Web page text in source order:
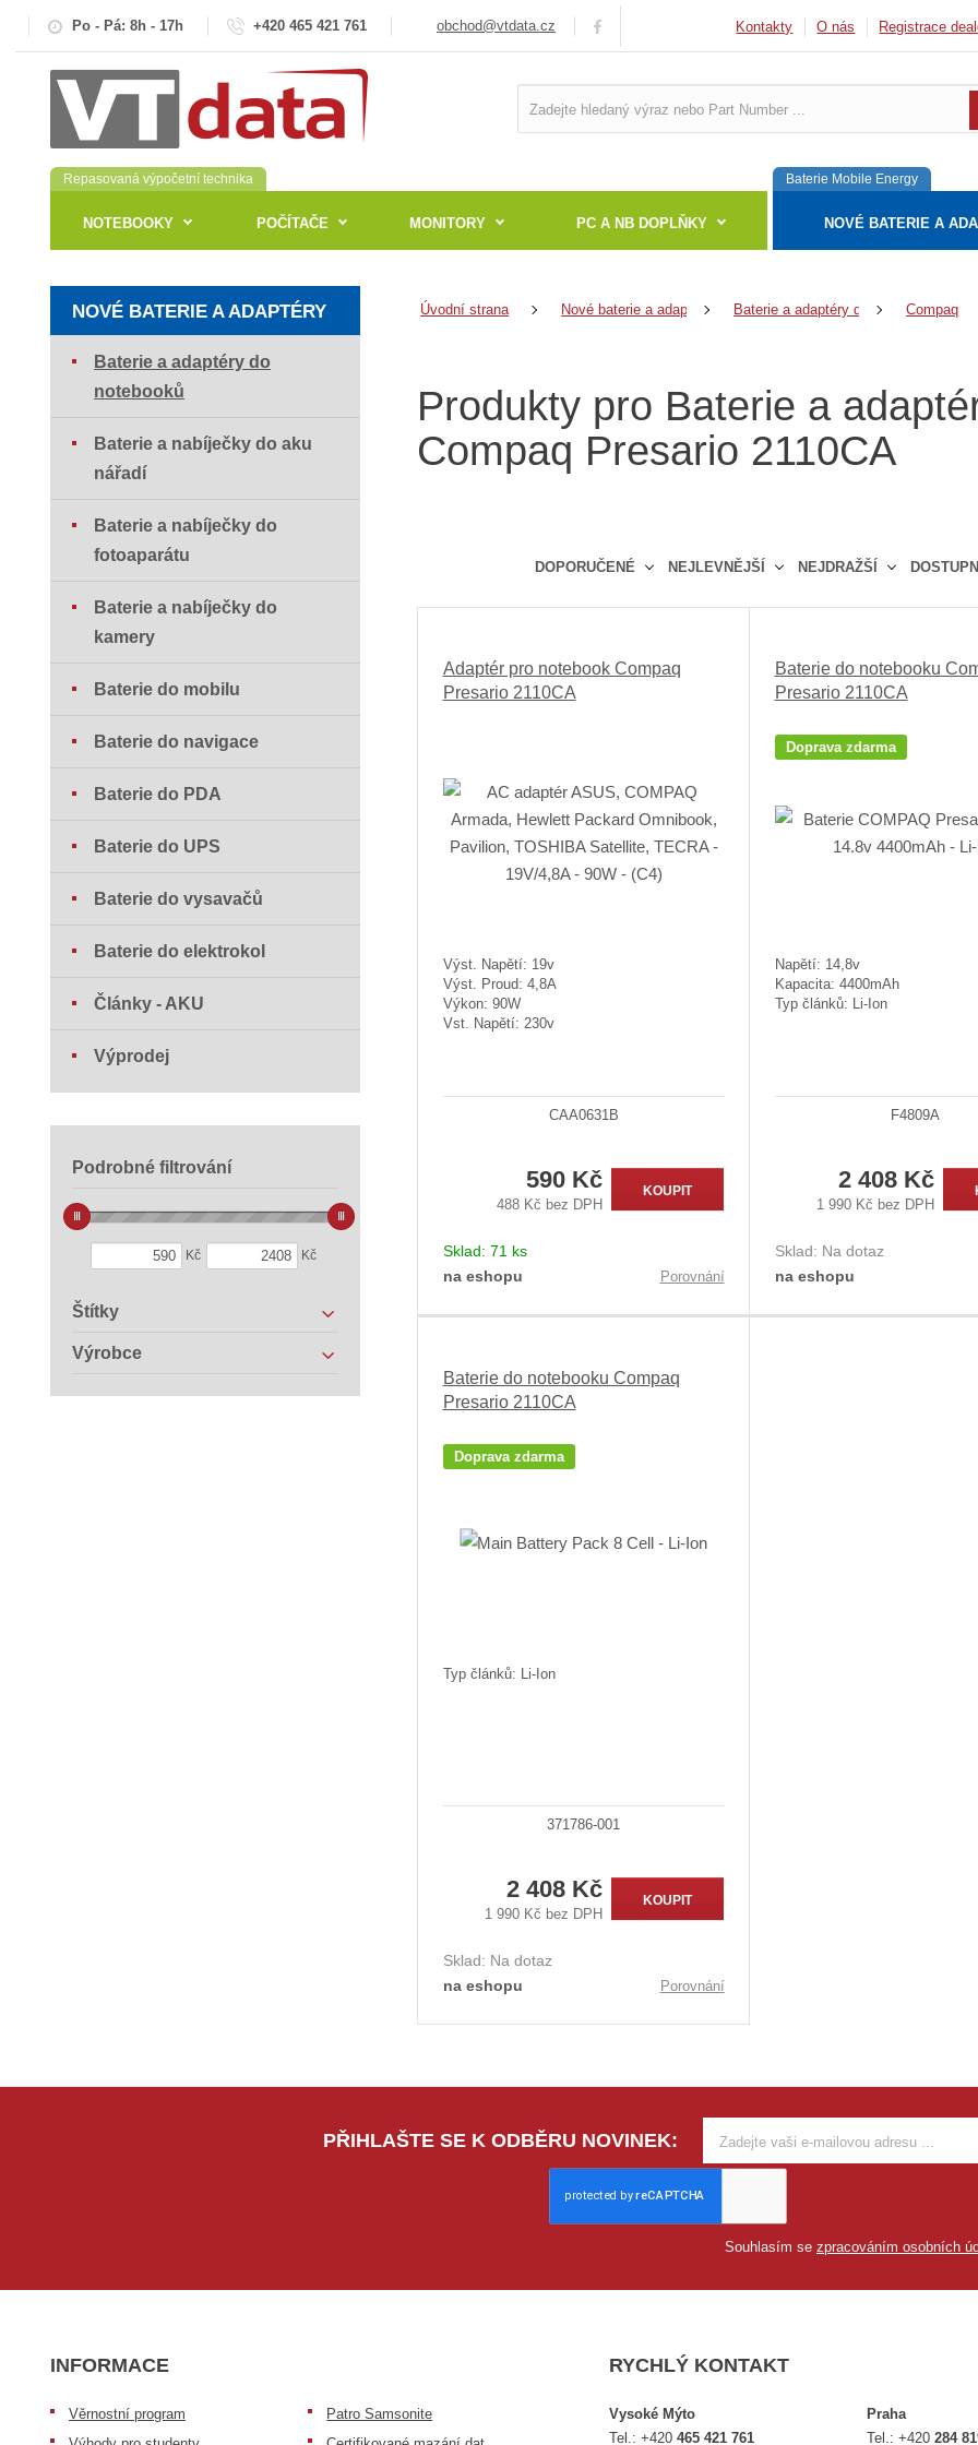
Po - Pá: 8h - 17h +420 465 421 761 obchod@vtdata.cz Kontakty O nás Registrace
Repasovaná výpočetní technika
NOTEBOOKY POČÍTAČE MONITORY PC A NB DOPLŇKY
Baterie Mobile Energy
NOVÉ BATERIE A
Úvodní strana Nové baterie a adaptéry Baterie a adaptéry do notebooků
Compaq
Produkty pro Baterie a
Compaq Presario 2110CA
DOPORUČENÉ NEJLEVNĚJŠÍ NEJDRAŽŠÍ
e
d
u
Adaptér pro notebook Compaq
Presario 2110CA
Výst. Napětí: 19v
Výst. Proud: 4,8A
Výkon: 90W
Vst. Napětí: 230v
CAA0631B
590 Kč
488 Kč bez DPH
KOUPIT
Sklad: 71 ks
na eshopu
Porovnání
Baterie do notebooku
Presario 2110CA
Doprava zdarma
Napětí: 14,8v
Kapacita: 4400mAh
Typ článků: Li-Ion
F4809A
2 408 Kč
1 990 Kč bez DPH
Sklad: Na dotaz
na eshopu
Baterie do notebooku Compaq
Presario 2110CA
Doprava zdarma
Typ článků: Li-Ion
371786-001
2 408 Kč
1 990 Kč bez DPH
KOUPIT
Sklad: Na dotaz
na eshopu
Porovnání
NOVÉ BATERIE A ADAPTÉRY
Baterie a adaptéry do
notebooků
Baterie a nabíječky do aku
nářadí
Baterie a nabíječky do
fotoaparátu
Baterie a nabíječky do
kamery
Baterie do mobilu
Baterie do navigace
Baterie do PDA
Baterie do UPS
Baterie do vysavačů
Baterie do elektrokol
Články - AKU
Výprodej
Podrobné filtrování
Kč Kč
Štítky
Výrobce
PŘIHLAŠTE SE K ODBĚRU NOVINEK:
Souhlasím se zpracováním osobních
INFORMACE
Věrnostní program
Patro Samsonite
RYCHLÝ KONTAKT
Vysoké Mýto
Tel.:+420465 421 761
Praha
Tel.:+420284